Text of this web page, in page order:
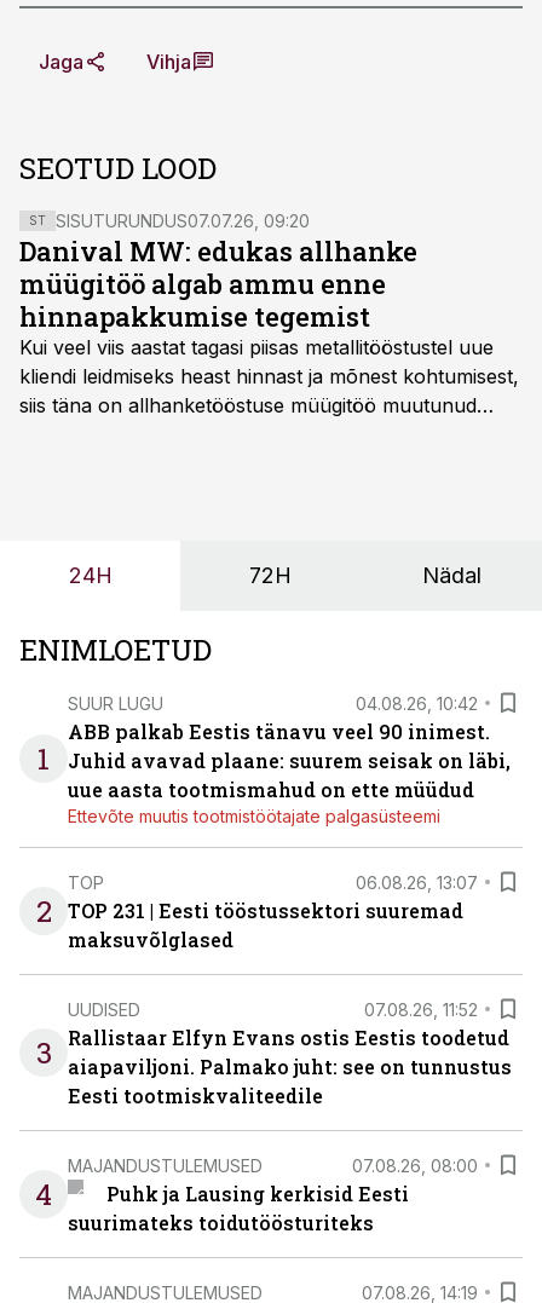
Jaga Vihja
SEOTUD LOOD
ST SISUTURUNDUS07.07.26, 09:20
Danival MW: edukas allhanke
müügitöö algab ammu enne
hinnapakkumise tegemist
Kui veel viis aastat tagasi piisas metallitööstustel uue
kliendi leidmiseks heast hinnast ja mõnest kohtumisest,
siis täna on allhanketööstuse müügitöö muutunud
24H 72H Nädal
ENIMLOETUD
1
SUUR LUGU 04.08.26, 10:42
ABB palkab Eestis tänavu veel 90 inimest.
Juhid avavad plaane: suurem seisak on läbi,
uue aasta tootmismahud on ette müüdud
Ettevõte muutis tootmistöötajate palgasüsteemi
2
TOP 06.08.26, 13:07
TOP 231 | Eesti tööstussektori suuremad
maksuvõlglased
3
UUDISED 07.08.26, 11:52
Rallistaar Elfyn Evans ostis Eestis toodetud
aiapaviljoni. Palmako juht: see on tunnustus
Eesti tootmiskvaliteedile
4
MAJANDUSTULEMUSED 07.08.26, 08:00
Puhk ja Lausing kerkisid Eesti
suurimateks toidutöösturiteks
MAJANDUSTULEMUSED 07.08.26, 14:19